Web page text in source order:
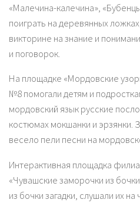
«Малечина-калечина»,
поиграть на деревянных
викторине на знание и
и поговорок.
На площадке «Мордовские
№8 помогали детям и
мордовский язык русские
костюмах мокшанки и эрзянки.
весело пели песни на
Интерактивная площадка
«Чувашские заморочки из
из бочки загадки, слушали их